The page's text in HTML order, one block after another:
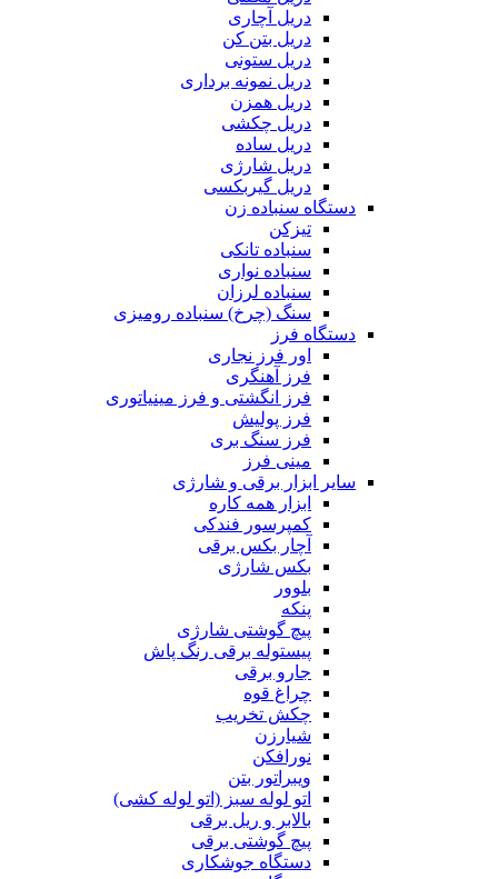
دریل آچاری
دریل بتن کن
دریل ستونی
دریل نمونه برداری
دریل همزن
دریل چکشی
دریل ساده
دریل شارژی
دریل گیربکسی
دستگاه سنباده زن
تیزکن
سنباده تانکی
سنباده نواری
سنباده لرزان
سنگ (چرخ) سنباده رومیزی
دستگاه فرز
اور فرز نجاری
فرز آهنگری
فرز انگشتی و فرز مینیاتوری
فرز پولیش
فرز سنگ بری
مینی فرز
سایر ابزار برقی و شارژی
ابزار همه کاره
کمپرسور فندکی
آچار بکس برقی
بکس شارژی
بلوور
پنکه
پیچ گوشتی شارژی
پیستوله برقی رنگ پاش
جارو برقی
چراغ قوه
چکش تخریب
شیارزن
نورافکن
ویبراتور بتن
اتو لوله سبز (اتو لوله کشی)
بالابر و ریل برقی
پیچ گوشتی برقی
دستگاه جوشکاری